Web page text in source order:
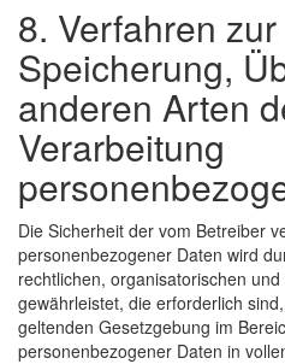
8. Verfahren
Speicherung,
anderen Arten
Verarbeitung
Die Sicherheit der vom Betreiber
personenbezogener Daten wird
rechtlichen, organisatorischen
gewährleistet, die erforderlich
geltenden Gesetzgebung im
personenbezogener Daten in